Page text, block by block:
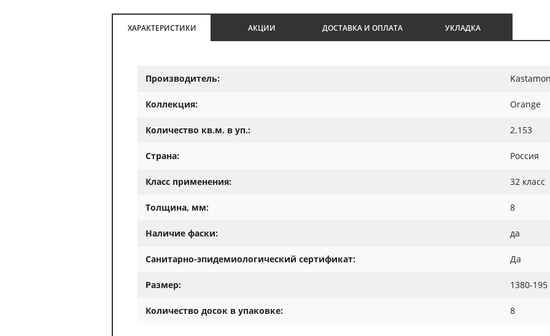
ХАРАКТЕРИСТИКИ АКЦИИ ДОСТАВКА И ОПЛАТА УКЛАДКА
Производитель:
Коллекция: Orange
Количество кв.м. в уп.: 2.153
Страна: Россия
Класс применения: 32 класс
Толщина, мм: 8
Наличие фаски: да
Санитарно-эпидемиологический сертификат: Да
Размер: 1380-
Количество досок в упаковке: 8